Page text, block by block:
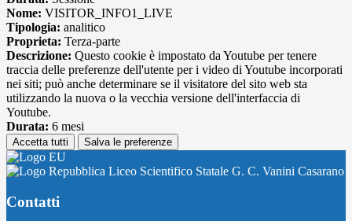
Nome: VISITOR_INFO1_LIVE
Tipologia: analitico
Proprieta: Terza-parte
Descrizione: Questo cookie è impostato da Youtube per tenere
traccia delle preferenze dell'utente per i video di Youtube incorporati
nei siti; può anche determinare se il visitatore del sito web sta
utilizzando la nuova o la vecchia versione dell'interfaccia di
Youtube.
Durata: 6 mesi
Accetta tutti Salva le preferenze
Liceo Scientifico Statale G. C. Vanini Casarano
Contatti